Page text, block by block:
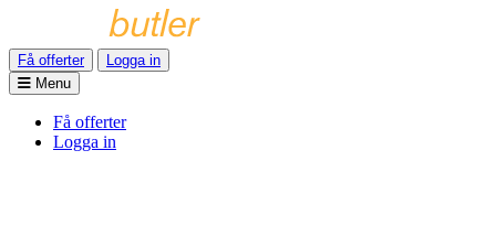
Få offerter
Logga in
Menu
Få offerter
Logga in